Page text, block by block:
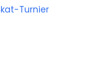
Turnier